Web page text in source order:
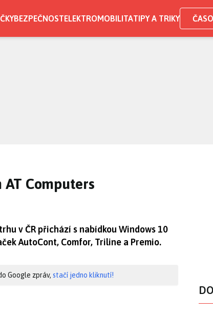
BEZPEČNOSTELEKTROMOBILITATIPY A TRIKY
Computers
v ČR přichází s nabídkou Windows 10
AutoCont, Comfor, Triline a Premio.
Google zpráv, stačí jedno kliknutí!